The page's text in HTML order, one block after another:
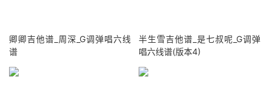
卿卿吉他谱_周深_G调弹唱六线
谱
半生雪吉他谱_是七叔呢_G调弹
唱六线谱(版本4)